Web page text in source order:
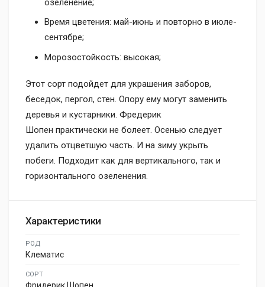
озеленение;
Время цветения: май-июнь и повторно в июле-
сентябре;
Морозостойкость: высокая;
Этот сорт подойдет для украшения заборов,
беседок, пергол, стен. Опору ему могут заменить
деревья и кустарники. Фредерик
Шопен практически не болеет. Осенью следует
удалить отцветшую часть. И на зиму укрыть
побеги. Подходит как для вертикального, так и
горизонтального озеленения.
Характеристики
РОД
Клематис
СОРТ
Фридерик Шопен